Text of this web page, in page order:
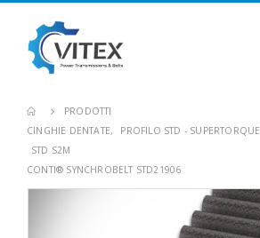
PRODOTTI
CINGHIE DENTATE, PROFILO STD -
STD S2M
CONTI® SYNCHROBELT STD21906